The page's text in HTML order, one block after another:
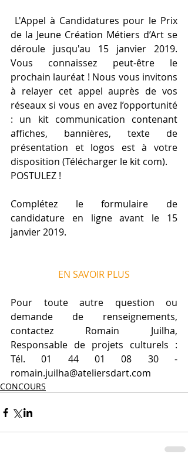
de la Jeune Création Métiers d’Art se
déroule jusqu'au 15 janvier 2019.
Vous connaissez peut-être le
prochain lauréat ! Nous vous invitons
à relayer cet appel auprès de vos
réseaux si vous en avez l’opportunité
: un kit communication contenant
affiches, bannières, texte de
présentation et logos est à votre
disposition (Télécharger le kit com).
POSTULEZ !
Complétez le formulaire de
candidature en ligne avant le 15
janvier 2019.
EN SAVOIR PLUS
Pour toute autre question ou
demande de renseignements,
contactez Romain Juilha,
Responsable de projets culturels :
Tél. 01 44 01 08 30 -
romain.juilha@ateliersdart.com
CONCOURS